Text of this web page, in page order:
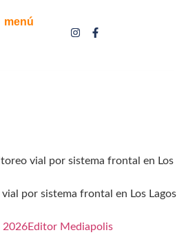
menú
vial por sistema frontal en Los
por sistema frontal en Los Lagos
2026Editor Mediapolis